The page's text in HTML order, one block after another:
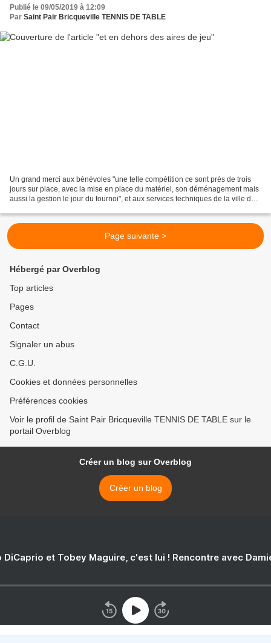
Publié le 09/05/2019 à 12:09
Par Saint Pair Bricqueville TENNIS DE TABLE
Un grand merci aux bénévoles "une telle compétition ce sont près de trois
jours sur place, avec la mise en place du matériel, son déménagement mais
aussi la gestion le jour du tournoi", et aux services techniques de la ville de
Page suivante >
Hébergé par Overblog
Top articles
Pages
Contact
Signaler un abus
C.G.U.
Cookies et données personnelles
Préférences cookies
Voir le profil de Saint Pair Bricqueville TENNIS DE TABLE sur le
portail Overblog
Créer un blog sur Overblog
Créer un blog
DiCaprio et Tobey Maguire, c'est lui ! Rencontre avec